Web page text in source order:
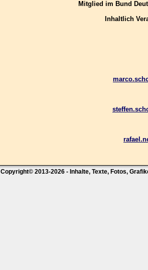
Mitglied im Bund
Inhaltlich
Copyright© 2013-2026 - Inhalte, Texte, Fotos,